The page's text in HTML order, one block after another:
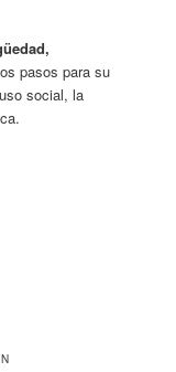
pasos para su
social, la